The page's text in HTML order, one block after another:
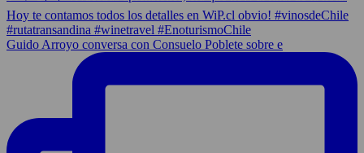
Guido Arroyo conversa con Consuelo Poblete sobre e